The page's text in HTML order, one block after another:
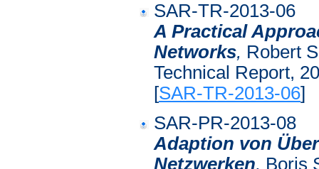
SAR-TR-2013-06
A Practical
Networks, Robert
Technical Report,
[SAR-TR-2013-06]
SAR-PR-2013-08
Adaption von
Netzwerken, Boris